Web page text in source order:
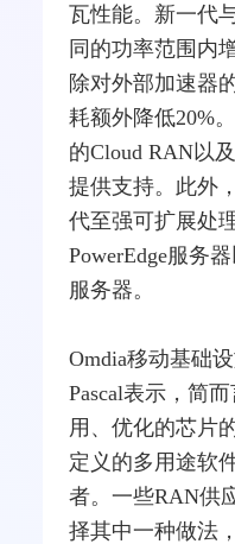
瓦性能。新一代
同的功率范围内
除对外部加速器
耗额外降低20%
的Cloud RAN以
提供支持。此外
代至强可扩展处
PowerEdge服务
服务器。
Omdia移动基础
Pascal表示，简
用、优化的芯片
定义的多用途软
者。一些RAN供
择其中一种做法